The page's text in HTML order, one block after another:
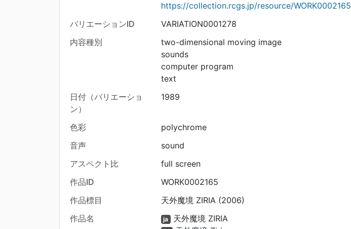
https://collection.rcgs.jp/resource/WORK0002165
バリエーションID
VARIATION0001278
内容種別
two-dimensional moving image
sounds
computer program
text
日付（バリエーショ
ン）
1989
色彩
polychrome
音声
sound
アスペクト比
full screen
作品ID
WORK0002165
作品標目
天外魔境 ZIRIA (2006)
作品名
ja 天外魔境 ZIRIA